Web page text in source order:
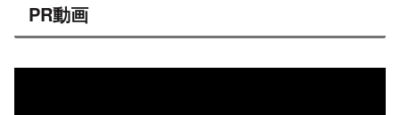
PR動画